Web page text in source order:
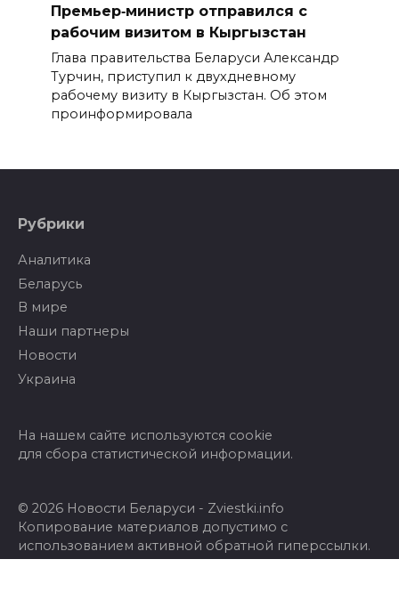
Премьер‑министр отправился с
рабочим визитом в Кыргызстан
Глава правительства Беларуси Александр
Турчин, приступил к двухдневному
рабочему визиту в Кыргызстан. Об этом
проинформировала
Рубрики
Аналитика
Беларусь
В мире
Наши партнеры
Новости
Украина
На нашем сайте используются cookie
для сбора статистической информации.
© 2026 Новости Беларуси - Zviestki.info
Копирование материалов допустимо с
использованием активной обратной гиперссылки.